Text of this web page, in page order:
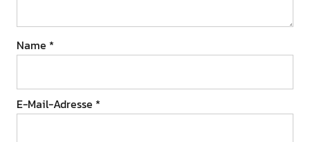
Name *
E-Mail-Adresse *